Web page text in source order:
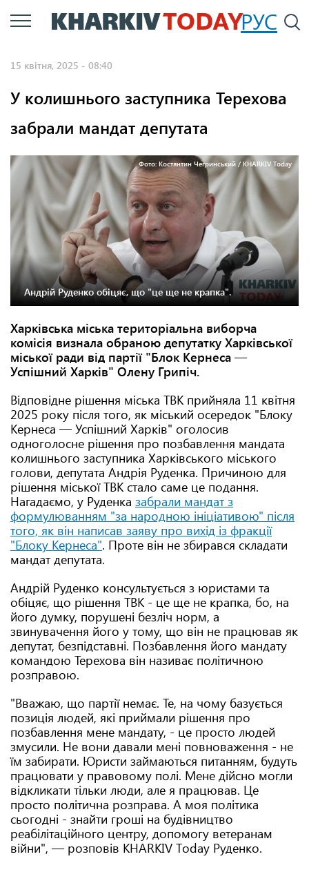
Перейти
до
РУС
15 квітня, 2025 - 08:40
У колишнього заступника Терехова
забрали мандат депутата
Фото: Костянтин Чегринський / KHARKIV Today
Андрій Руденко обіцяє, що "це ще не крапка".
Харківська міська територіальна виборча
комісія визнала обраною депутатку Харківської
міської ради від партії "Блок Кернеса —
Успішний Харків" Олену Грипіч.
Відповідне рішення міська ТВК прийняла 11 квітня
2025 року після того, як міський осередок "Блоку
Кернеса — Успішний Харків" оголосив
одноголосне рішення про позбавлення мандата
колишнього заступника Харківського міського
голови, депутата Андрія Руденка. Причиною для
рішення міської ТВК стало саме це подання.
Нагадаємо, у Руденка забрали мандат з
формулюванням "за народною ініціативою" після
того, як він написав заяву про вихід із фракції
"Блоку Кернеса". Проте він не збирався складати
мандат депутата.
Андрій Руденко консультується з юристами та
обіцяє, що рішення ТВК - це ще не крапка, бо, на
його думку, порушені безліч норм, а
звинувачення його у тому, що він не працював як
депутат, безпідставні. Позбавлення його мандату
командою Терехова він називає політичною
розправою.
"Вважаю, що партії немає. Те, на чому базується
позиція людей, які приймали рішення про
позбавлення мене мандату, - це просто людей
змусили. Не вони давали мені повноваження - не
їм забирати. Юристи займаються питанням, будуть
працювати у правовому полі. Мене дійсно могли
відкликати тільки люди, але я працював. Це
просто політична розправа. А моя політика
сьогодні - знайти гроші на будівництво
реабілітаційного центру, допомогу ветеранам
війни", — розповів KHARKIV Tоday Руденко.